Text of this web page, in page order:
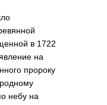
в 1722
на
пророку
небу на